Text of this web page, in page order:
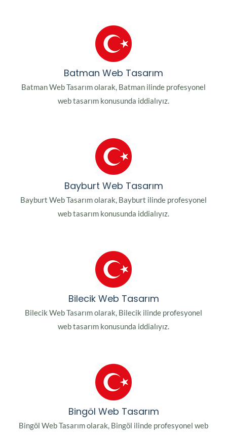
Batman Web Tasarım
Batman Web Tasarım olarak, Batman ilinde profesyonel
web tasarım konusunda iddialıyız.
Bayburt Web Tasarım
Bayburt Web Tasarım olarak, Bayburt ilinde profesyonel
web tasarım konusunda iddialıyız.
Bilecik Web Tasarım
Bilecik Web Tasarım olarak, Bilecik ilinde profesyonel
web tasarım konusunda iddialıyız.
Bingöl Web Tasarım
Bingöl Web Tasarım olarak, Bingöl ilinde profesyonel web